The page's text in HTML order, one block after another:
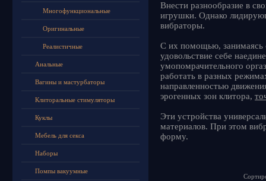
Многофункциональные
Оригинальные
Реалистичные
Анальные
Вагины и мастурбаторы
Клиторальные стимуляторы
Куклы
Мебель для секса
Наборы
Помпы вакуумные
Внести разнообразие в
игрушки. Однако
вибраторы.
С их помощью, занимаясь
удовольствие себе
умопомрачительного
работать в разных
направленностью
эрогенных зон клитора,
Эти устройства
материалов. При этом
форму.